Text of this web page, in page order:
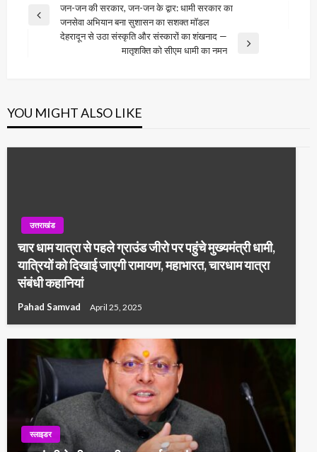
Post
navigation
Previous
जन-जन की सरकार, जन-जन के द्वार: धामी सरकार का
जनसेवा अभियान बना सुशासन का सशक्त मॉडल
देहरादून से उठा संस्कृति और संस्कारों का शंखनाद —
मातृशक्ति को सीएम धामी का नमन
YOU MIGHT ALSO LIKE
उत्तराखंड
चार धाम यात्रा से पहले ग्राउंड जीरो पर पहुंचे मुख्यमंत्री धामी,
यात्रियों को दिखाई जाएगी रामायण, महाभारत, चारधाम यात्रा
संबंधी कहानियां
Pahad Samvad April 25, 2025
स्लाइडर